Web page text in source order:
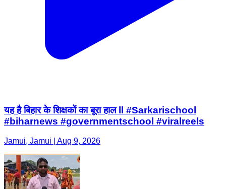
यह है बिहार के शिक्षकों का बूरा हाल ll #Sarkarischool
#biharnews #governmentschool #viralreels
Jamui, Jamui | Aug 9, 2026